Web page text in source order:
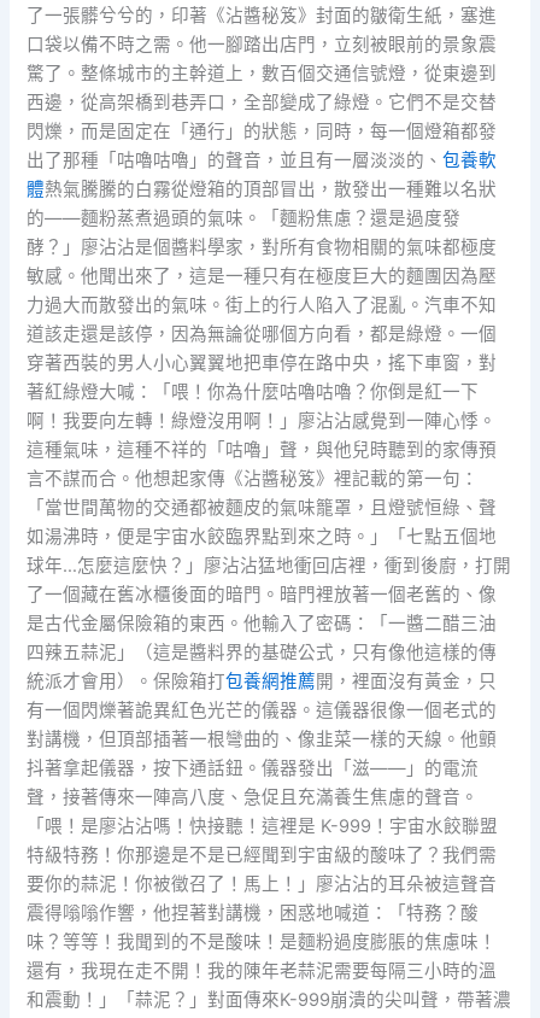
了一張髒兮兮的，印著《沾醬秘笈》封面的皺衛生紙，塞進
口袋以備不時之需。他一腳踏出店門，立刻被眼前的景象震
驚了。整條城市的主幹道上，數百個交通信號燈，從東邊到
西邊，從高架橋到巷弄口，全部變成了綠燈。它們不是交替
閃爍，而是固定在「通行」的狀態，同時，每一個燈箱都發
出了那種「咕嚕咕嚕」的聲音，並且有一層淡淡的、包養軟
體熱氣騰騰的白霧從燈箱的頂部冒出，散發出一種難以名狀
的——麵粉蒸煮過頭的氣味。「麵粉焦慮？還是過度發
酵？」廖沾沾是個醬料學家，對所有食物相關的氣味都極度
敏感。他聞出來了，這是一種只有在極度巨大的麵團因為壓
力過大而散發出的氣味。街上的行人陷入了混亂。汽車不知
道該走還是該停，因為無論從哪個方向看，都是綠燈。一個
穿著西裝的男人小心翼翼地把車停在路中央，搖下車窗，對
著紅綠燈大喊：「喂！你為什麼咕嚕咕嚕？你倒是紅一下
啊！我要向左轉！綠燈沒用啊！」廖沾沾感覺到一陣心悸。
這種氣味，這種不祥的「咕嚕」聲，與他兒時聽到的家傳預
言不謀而合。他想起家傳《沾醬秘笈》裡記載的第一句：
「當世間萬物的交通都被麵皮的氣味籠罩，且燈號恒綠、聲
如湯沸時，便是宇宙水餃臨界點到來之時。」「七點五個地
球年…怎麼這麼快？」廖沾沾猛地衝回店裡，衝到後廚，打開
了一個藏在舊冰櫃後面的暗門。暗門裡放著一個老舊的、像
是古代金屬保險箱的東西。他輸入了密碼：「一醬二醋三油
四辣五蒜泥」（這是醬料界的基礎公式，只有像他這樣的傳
統派才會用）。保險箱打包養網推薦開，裡面沒有黃金，只
有一個閃爍著詭異紅色光芒的儀器。這儀器很像一個老式的
對講機，但頂部插著一根彎曲的、像韭菜一樣的天線。他顫
抖著拿起儀器，按下通話鈕。儀器發出「滋——」的電流
聲，接著傳來一陣高八度、急促且充滿養生焦慮的聲音。
「喂！是廖沾沾嗎！快接聽！這裡是 K-999！宇宙水餃聯盟
特級特務！你那邊是不是已經聞到宇宙級的酸味了？我們需
要你的蒜泥！你被徵召了！馬上！」廖沾沾的耳朵被這聲音
震得嗡嗡作響，他捏著對講機，困惑地喊道：「特務？酸
味？等等！我聞到的不是酸味！是麵粉過度膨脹的焦慮味！
還有，我現在走不開！我的陳年老蒜泥需要每隔三小時的溫
和震動！」「蒜泥？」對面傳來K-999崩潰的尖叫聲，帶著濃